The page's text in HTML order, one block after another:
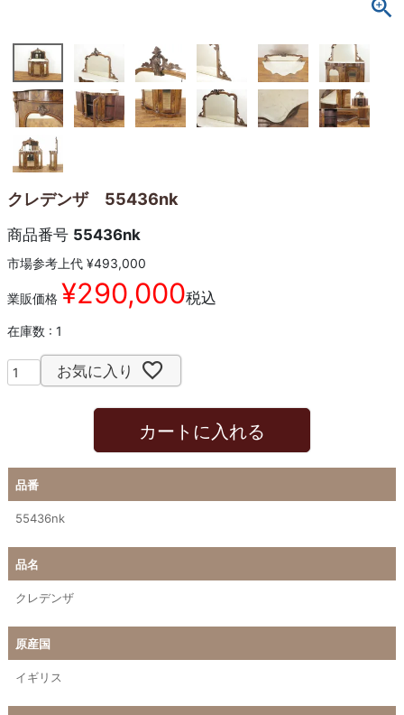
クレデンザ 55436nk
商品番号 55436nk
市場参考上代 ¥493,000
業販価格 ¥290,000税込
在庫数 1
お気に入り
カートに入れる
品番
55436nk
品名
クレデンザ
原産国
イギリス